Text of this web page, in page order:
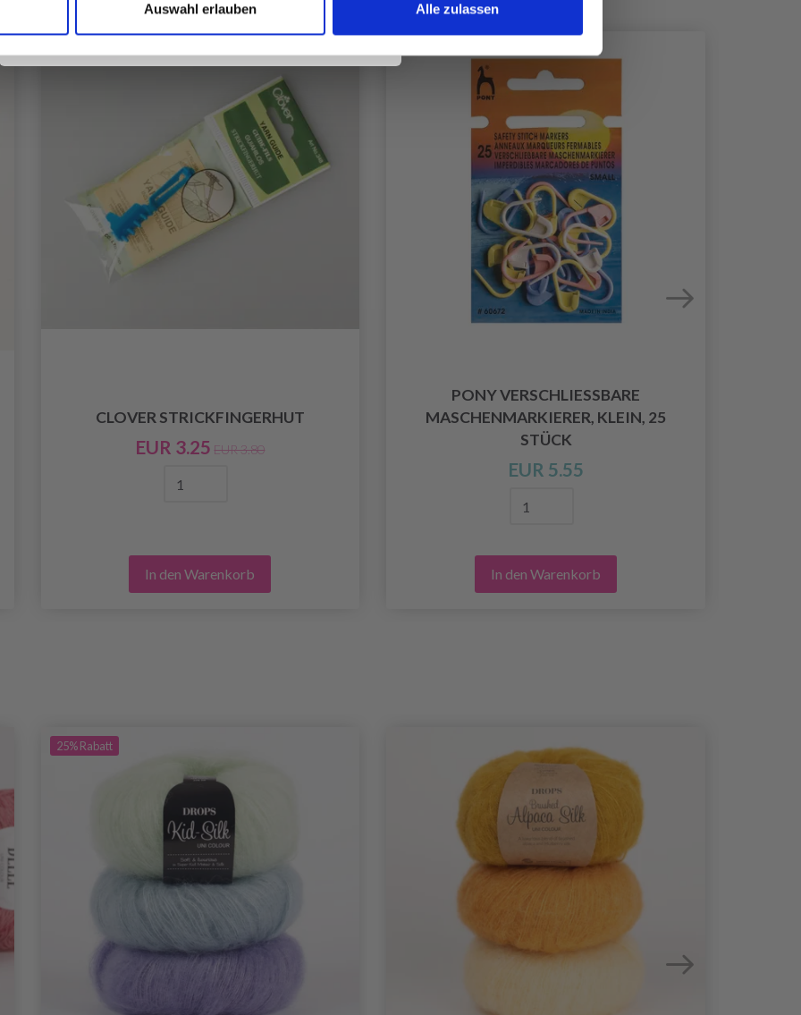
Auswahl erlauben Alle zulassen
CLOVER STRICKFINGERHUT
EUR 3.25 EUR 3.80
In den Warenkorb
PONY VERSCHLIESSBARE M
ASCHENMARKIERER, KLEIN, 25 S
TÜCK
EUR 5.55
In den Warenkorb
25%Rabatt
Nein, danke